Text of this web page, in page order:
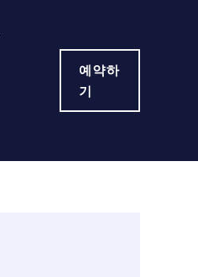
예약하
기